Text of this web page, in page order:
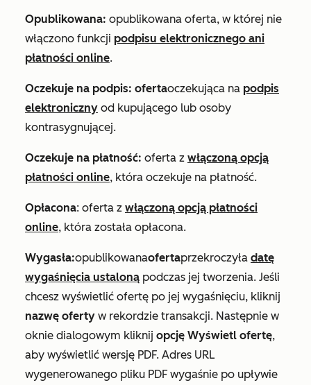
Opublikowana: opublikowana oferta, w której nie
włączono funkcji podpisu elektronicznego ani
płatności online.
Oczekuje na podpis: ofertaoczekująca na podpis
elektroniczny od kupującego lub osoby
kontrasygnującej.
Oczekuje na płatność: oferta z włączoną opcją
płatności online, która oczekuje na płatność.
Opłacona: oferta z włączoną opcją płatności
online, która została opłacona.
Wygasła:opublikowanaofertaprzekroczyła datę
wygaśnięcia ustaloną podczas jej tworzenia. Jeśli
chcesz wyświetlić ofertę po jej wygaśnięciu, kliknij
nazwę oferty w rekordzie transakcji. Następnie w
oknie dialogowym kliknij opcję Wyświetl ofertę,
aby wyświetlić wersję PDF. Adres URL
wygenerowanego pliku PDF wygaśnie po upływie